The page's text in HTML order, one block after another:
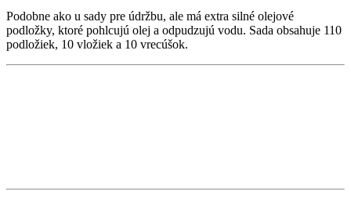
Podobne ako u sady pre údržbu, ale má extra silné olejové
podložky, ktoré pohlcujú olej a odpudzujú vodu. Sada obsahuje 110
podložiek, 10 vložiek a 10 vrecúšok.